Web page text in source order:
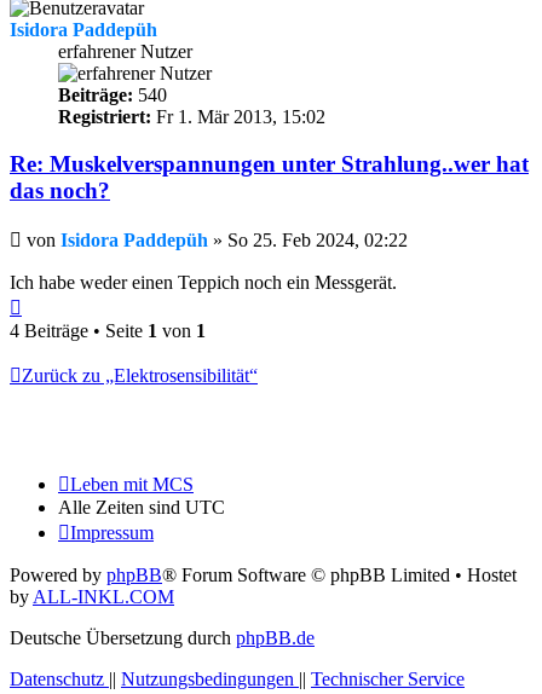
Isidora Paddepüh
erfahrener Nutzer
Beiträge: 540
Registriert: Fr 1. Mär 2013, 15:02
Re: Muskelverspannungen unter Strahlung..wer hat
das noch?
Beitrag
von Isidora Paddepüh » So 25. Feb 2024, 02:22
Ich habe weder einen Teppich noch ein Messgerät.
oben
4 Beiträge • Seite 1 von 1
Zurück zu „Elektrosensibilität“
Leben mit MCS
Alle Zeiten sind UTC
Impressum
Powered by phpBB® Forum Software © phpBB Limited • Hostet
byALL-INKL.COM
Deutsche Übersetzung durch phpBB.de
Datenschutz || Nutzungsbedingungen || Technischer Service